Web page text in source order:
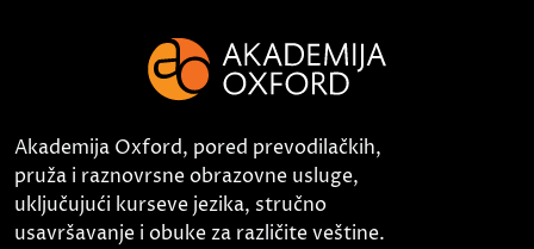
Akademija Oxford, pored prevodilačkih,
pruža i raznovrsne obrazovne usluge,
uključujući kurseve jezika, stručno
usavršavanje i obuke za različite veštine.